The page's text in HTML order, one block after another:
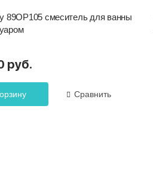
89OP105 смеситель для ванны
руб.
Сравнить